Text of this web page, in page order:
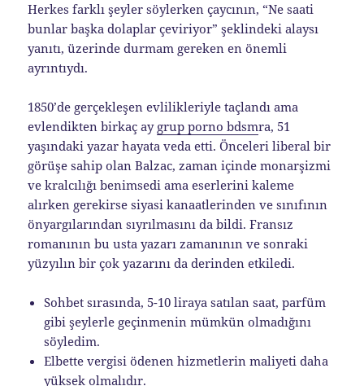
Herkes farklı şeyler söylerken çaycının, “Ne saati
bunlar başka dolaplar çeviriyor” şeklindeki alaysı
yanıtı, üzerinde durmam gereken en önemli
ayrıntıydı.
1850’de gerçekleşen evlilikleriyle taçlandı ama
evlendikten birkaç ay grup porno bdsmra, 51
yaşındaki yazar hayata veda etti. Önceleri liberal bir
görüşe sahip olan Balzac, zaman içinde monarşizmi
ve kralcılığı benimsedi ama eserlerini kaleme
alırken gerekirse siyasi kanaatlerinden ve sınıfının
önyargılarından sıyrılmasını da bildi. Fransız
romanının bu usta yazarı zamanının ve sonraki
yüzyılın bir çok yazarını da derinden etkiledi.
Sohbet sırasında, 5-10 liraya satılan saat, parfüm
gibi şeylerle geçinmenin mümkün olmadığını
söyledim.
Elbette vergisi ödenen hizmetlerin maliyeti daha
yüksek olmalıdır.